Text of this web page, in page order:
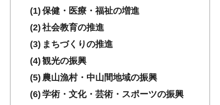
保健・医療・福祉の増進
社会教育の推進
まちづくりの推進
観光の振興
農山漁村・中山間地域の振興
学術・文化・芸術・スポーツの振興